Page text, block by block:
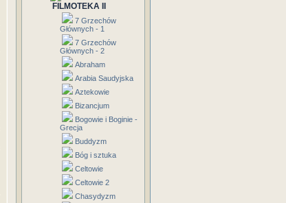
FILMOTEKA II
7 Grzechów
Głównych - 1
7 Grzechów
Głównych - 2
Abraham
Arabia Saudyjska
Aztekowie
Bizancjum
Bogowie i Boginie -
Grecja
Buddyzm
Bóg i sztuka
Celtowie
Celtowie 2
Chasydyzm